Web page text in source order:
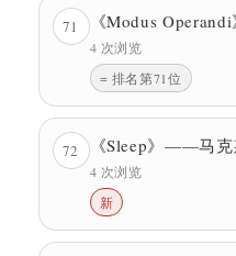
71 《Modus
4 次浏览
= 排名第71位
72 《Sleep》——马克
4 次浏览
新